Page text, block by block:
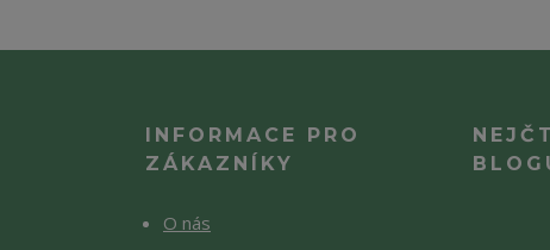
INFORMACE PRO
ZÁKAZNÍKY
O nás